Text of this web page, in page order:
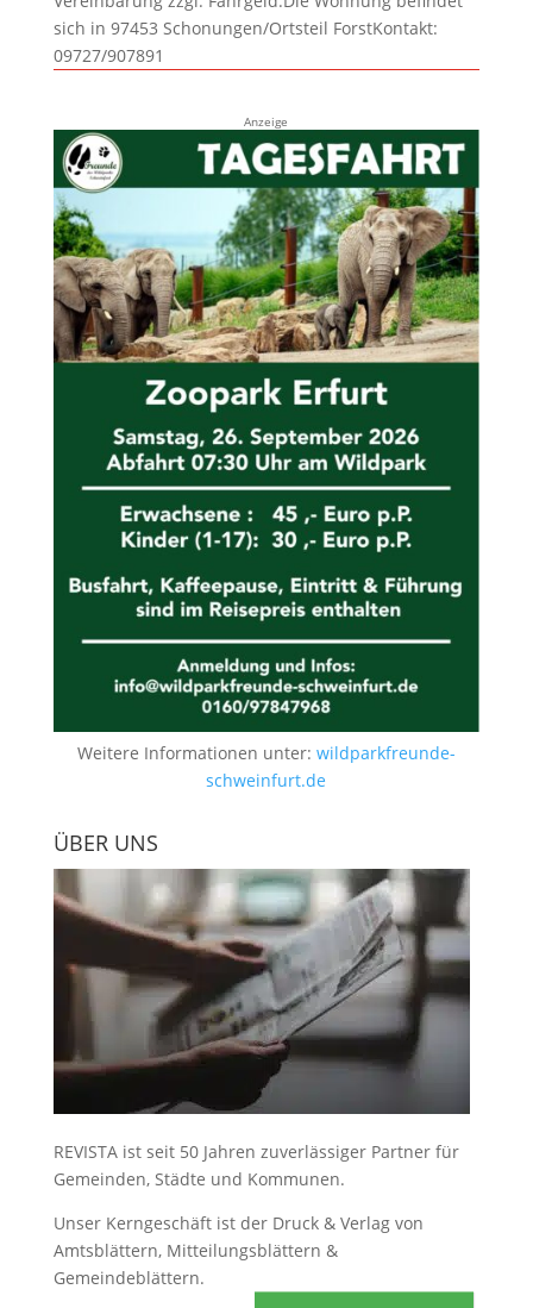
sich in 97453 Schonungen/Ortsteil ForstKontakt:
09727/907891
Anzeige
Weitere Informationen unter: wildparkfreunde-
schweinfurt.de
ÜBER UNS
REVISTA ist seit 50 Jahren zuverlässiger Partner für
Gemeinden, Städte und Kommunen.
Unser Kerngeschäft ist der Druck & Verlag von
Amtsblättern, Mitteilungsblättern &
Gemeindeblättern.